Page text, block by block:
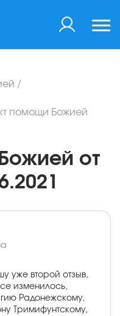
/
помощи Божией
от
уже второй отзыв,
изменилось,
Радонежскому,
Тримифунтскому,